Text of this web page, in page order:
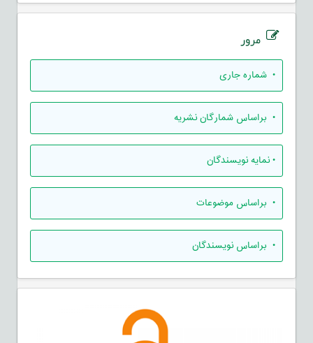
مرور
• شماره جاری
• براساس شمارگان نشریه
•نمایه نویسندگان
• براساس موضوعات
• براساس نویسندگان